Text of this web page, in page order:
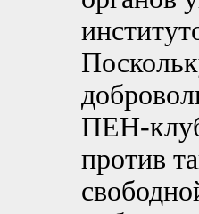
ПЕН-
против